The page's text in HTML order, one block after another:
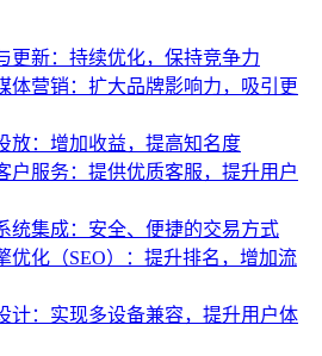
更新：持续优化，保持竞争力
体营销：扩大品牌影响力，吸引更
放：增加收益，提高知名度
户服务：提供优质客服，提升用户
统集成：安全、便捷的交易方式
优化（SEO）：提升排名，增加流
计：实现多设备兼容，提升用户体